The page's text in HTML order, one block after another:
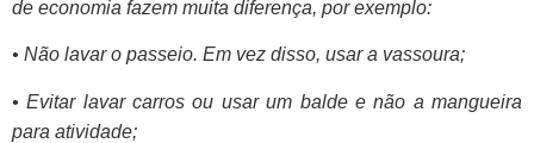
de economia fazem muita diferença, por exemplo:
• Não lavar o passeio. Em vez disso, usar a vassoura;
• Evitar lavar carros ou usar um balde e não a mangueira
para atividade;